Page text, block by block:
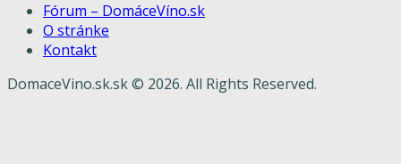
Fórum – DomáceVíno.sk
O stránke
Kontakt
DomaceVino.sk.sk © 2026. All Rights Reserved.